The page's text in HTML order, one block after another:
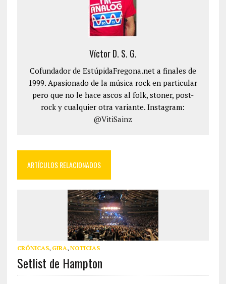
Víctor D. S. G.
Cofundador de EstúpidaFregona.net a finales de
1999. Apasionado de la música rock en particular
pero que no le hace ascos al folk, stoner, post-
rock y cualquier otra variante. Instagram:
@VitiSainz
ARTÍCULOS RELACIONADOS
CRÓNICAS, GIRA, NOTICIAS
Setlist de Hampton